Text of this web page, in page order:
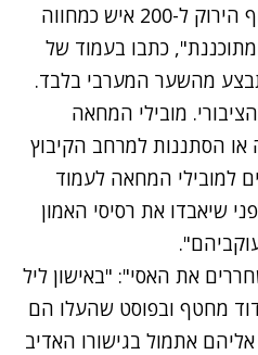
בית שאן, שהיום יפתח החוף הירוק ל-200 איש כמחווה
כתבו בעמוד של
מהשער המערבי בלבד.
מובילי המחאה
הסתננות למרחב הקיבוץ
למובילי המחאה לעמוד
שיאבדו את רסיסי האמון
את האסי": "באישון ליל
דוד מחטף ובפוסט שהעלו הם
אתמול בגישורו האדיב